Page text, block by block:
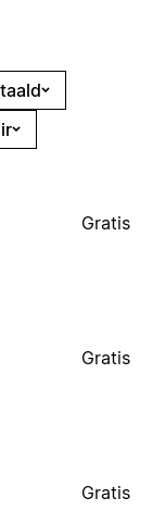
Gratis
Gratis
Gratis